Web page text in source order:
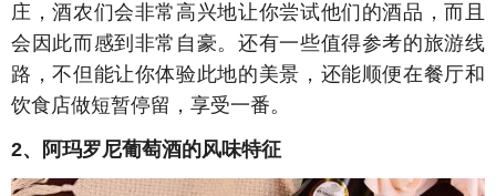
庄，酒农们会非常高兴地让你尝试他们的酒品，而且
会因此而感到非常自豪。还有一些值得参考的旅游线
路，不但能让你体验此地的美景，还能顺便在餐厅和
饮食店做短暂停留，享受一番。
2、阿玛罗尼葡萄酒的风味特征